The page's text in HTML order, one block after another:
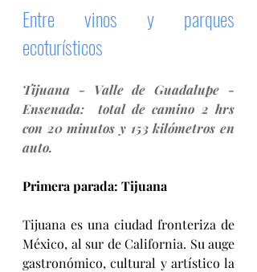
Entre vinos y parques
ecoturísticos
Tijuana - Valle de Guadalupe -
Ensenada:  total de camino 2 hrs
con 20 minutos y 153 kilómetros en
auto.
Primera parada: Tijuana
Tijuana es una ciudad fronteriza de
México, al sur de California. Su auge
gastronómico, cultural y artístico la